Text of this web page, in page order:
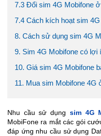
7.3 Đổi sim 4G Mobifone
7.4 Cách kích hoạt sim
8. Cách sử dụng sim 4G
9. Sim 4G Mobifone có lợi
10. Giá sim 4G Mobifone
11. Mua sim Mobifone 4G
Nhu cầu sử dụng sim 4G
MobiFone ra mắt các gói
đáp ứng nhu cầu sử dụng